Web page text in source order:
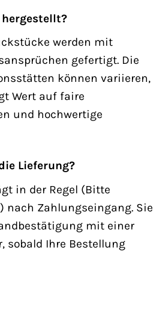
werden mit
gefertigt. Die
können variieren,
Wert auf faire
und hochwertige
Lieferung?
in der Regel (Bitte
nach Zahlungseingang. Sie
mit einer
sobald Ihre Bestellung